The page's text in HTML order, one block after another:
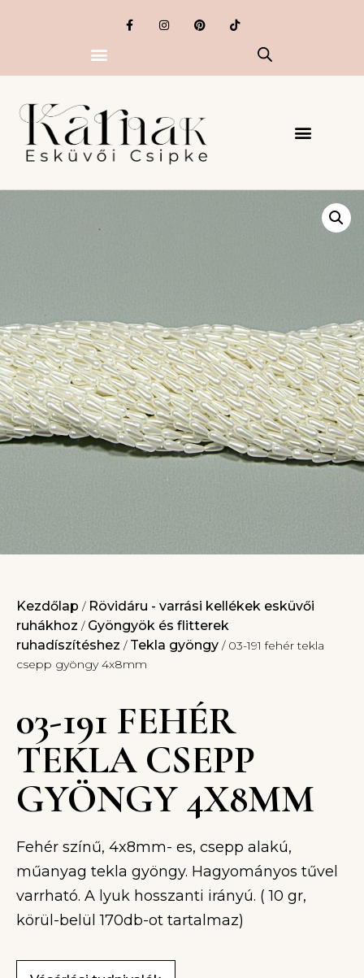
Kezdőlap / Rövidáru - varrási kellékek esküvői
ruhákhoz / Gyöngyök és flitterek
ruhadíszítéshez / Tekla gyöngy / 03-191 fehér tekla
csepp gyöngy 4x8mm
03-191 FEHÉR
TEKLA CSEPP
GYÖNGY 4X8MM
Fehér színű, 4x8mm- es, csepp alakú,
műanyag tekla gyöngy. Hagyományos tűvel
varrható. A lyuk hosszanti irányú. ( 10 gr,
körül-belül 170db-ot tartalmaz)